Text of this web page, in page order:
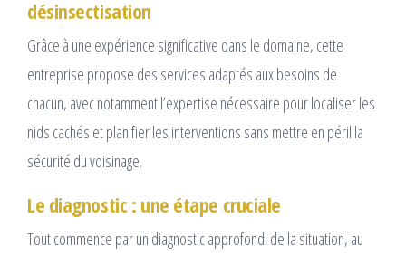
désinsectisation
Grâce à une expérience significative dans le domaine, cette
entreprise propose des services adaptés aux besoins de
chacun, avec notamment l’expertise nécessaire pour localiser les
nids cachés et planifier les interventions sans mettre en péril la
sécurité du voisinage.
Le diagnostic : une étape cruciale
Tout commence par un diagnostic approfondi de la situation, au